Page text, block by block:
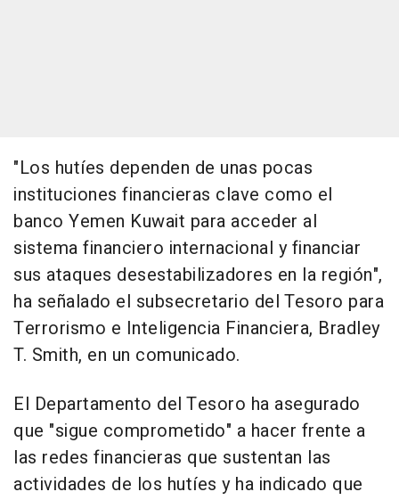
"Los hutíes dependen de unas pocas
instituciones financieras clave como el
banco Yemen Kuwait para acceder al
sistema financiero internacional y financiar
sus ataques desestabilizadores en la región",
ha señalado el subsecretario del Tesoro para
Terrorismo e Inteligencia Financiera, Bradley
T. Smith, en un comunicado.
El Departamento del Tesoro ha asegurado
que "sigue comprometido" a hacer frente a
las redes financieras que sustentan las
actividades de los hutíes y ha indicado que